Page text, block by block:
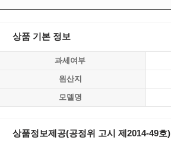
상품 기본 정보
과세여부
원산지
모델명
상품정보제공(공정위 고시 제2014-49호)